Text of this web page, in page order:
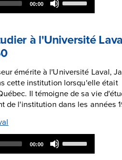
00:00
Up/Down
Arrow
increase
volume.
à l'Université
émérite à l'Université Laval,
cette institution lorsqu'elle était
Il témoigne de sa vie
de l'institution dans les années
00:00
Up/Down
Arrow